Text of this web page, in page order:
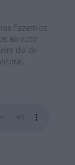
fazem os
ao voto
dia de